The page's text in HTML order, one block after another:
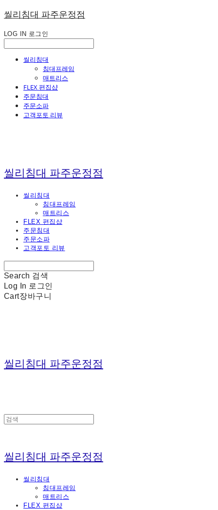
씰리침대 파주운정점
LOG IN 로그인
씰리침대
침대프레임
매트리스
FLEX 편집샵
주문침대
주문소파
고객포토 리뷰
씰리침대 파주운정점
씰리침대
침대프레임
매트리스
FLEX 편집샵
주문침대
주문소파
고객포토 리뷰
Search 검색
Log In 로그인
Cart장바구니
씰리침대 파주운정점
씰리침대 파주운정점
씰리침대
침대프레임
매트리스
FLEX 편집샵